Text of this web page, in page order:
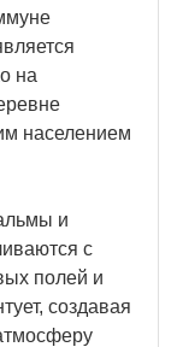
на
населением
и
с
полей и
создавая